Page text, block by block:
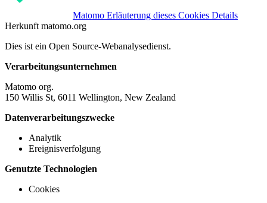
Matomo Erläuterung dieses Cookies Details
Herkunft matomo.org
Dies ist ein Open Source-Webanalysedienst.
Verarbeitungsunternehmen
Matomo org.
150 Willis St, 6011 Wellington, New Zealand
Datenverarbeitungszwecke
Analytik
Ereignisverfolgung
Genutzte Technologien
Cookies